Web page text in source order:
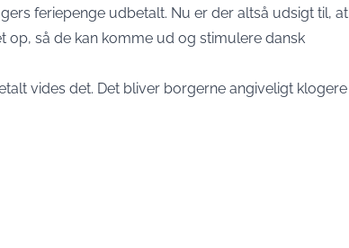
feriepenge udbetalt. Nu er der altså udsigt til, at
op, så de kan komme ud og stimulere dansk
vides det. Det bliver borgerne angiveligt klogere